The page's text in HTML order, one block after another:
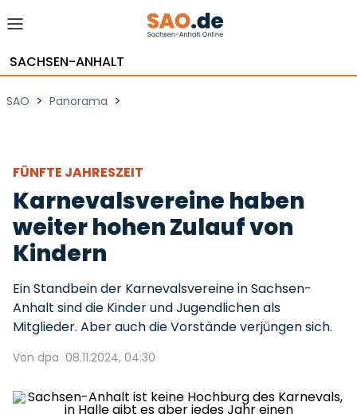
SACHSEN-ANHALT
SAO > Panorama >
FÜNFTE JAHRESZEIT
Karnevalsvereine haben
weiter hohen Zulauf von
Kindern
Ein Standbein der Karnevalsvereine in Sachsen-
Anhalt sind die Kinder und Jugendlichen als
Mitglieder. Aber auch die Vorstände verjüngen sich.
Von dpa 08.11.2024, 04:30